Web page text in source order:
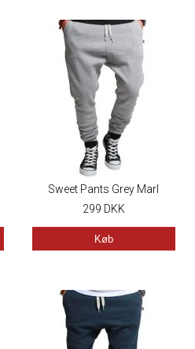
Sweet Pants Grey Marl
299 DKK
Køb